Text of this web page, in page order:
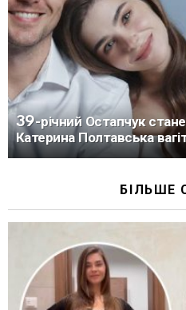
39-річний Остапчук
Катерина Полтавська
БІЛЬШЕ